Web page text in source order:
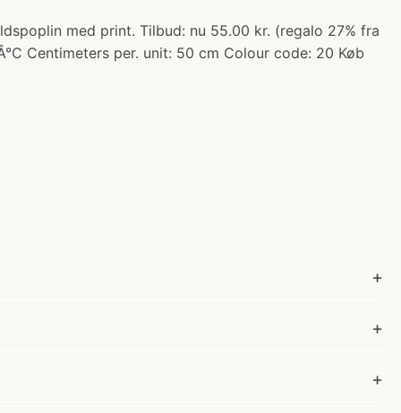
med print. Tilbud: nu 55.00 kr. (regalo 27% fra
Centimeters per. unit: 50 cm Colour code: 20 Køb